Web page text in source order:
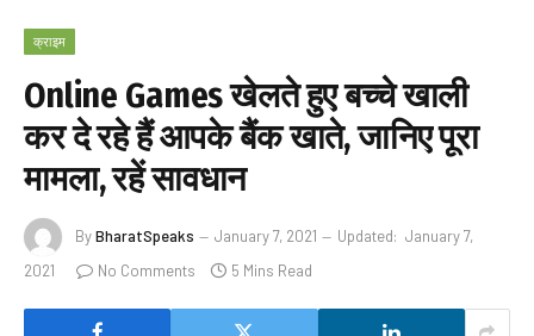
क्राइम
Online Games खेलते हुए बच्चे खाली
कर दे रहे हैं आपके बैंक खाते, जानिए पूरा
मामला, रहें सावधान
ByBharatSpeaks January 7, 2021 Updated: January 7,
2021
No Comments 5 Mins Read